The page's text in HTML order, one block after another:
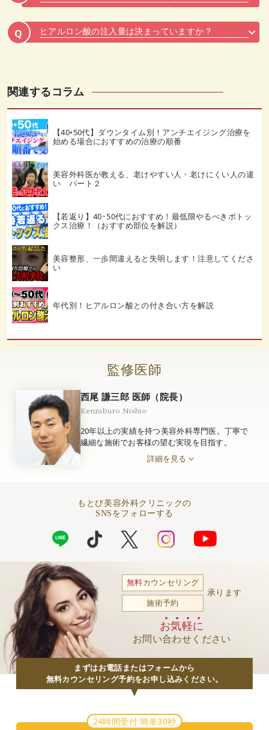
Q ヒアルロン酸の注入量は決まっていますか？
関連するコラム
【40•50代】ダウンタイム別！アンチエイジング治療を
始める場合におすすめの治療の順番
美容外科医が教える、老けやすい人・老けにくい人の違
い パート２
【若返り】40･50代におすすめ！最低限やるべきボトッ
クス治療！（おすすめ部位を解説）
美容整形、一歩間違えると失明します！注意してくださ
い
年代別！ヒアルロン酸との付き合い方を解説
監修医師
西尾 謙三郎 医師（院長）
Kenzaburo Nishio
20年以上の実績を持つ美容外科専門医。丁寧で
繊細な施術でお客様の望む実現を目指す。
詳細を見る
もとび美容外科クリニックの
SNSをフォローする
無料カウンセリング
施術予約
承ります
お気軽に
お問い合わせください
まずはお電話またはフォームから
無料カウンセリング予約をお申し込みください。
24時間受付 簡単30秒